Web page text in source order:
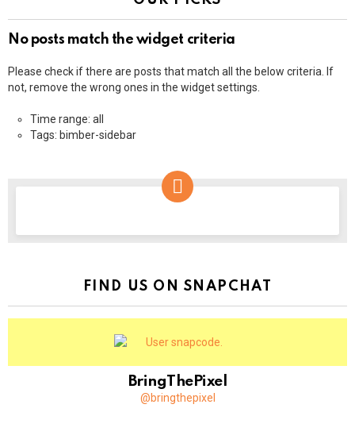
No posts match the widget criteria
Please check if there are posts that match all the below criteria. If
not, remove the wrong ones in the widget settings.
Time range: all
Tags: bimber-sidebar
FIND US ON SNAPCHAT
BringThePixel
@bringthepixel